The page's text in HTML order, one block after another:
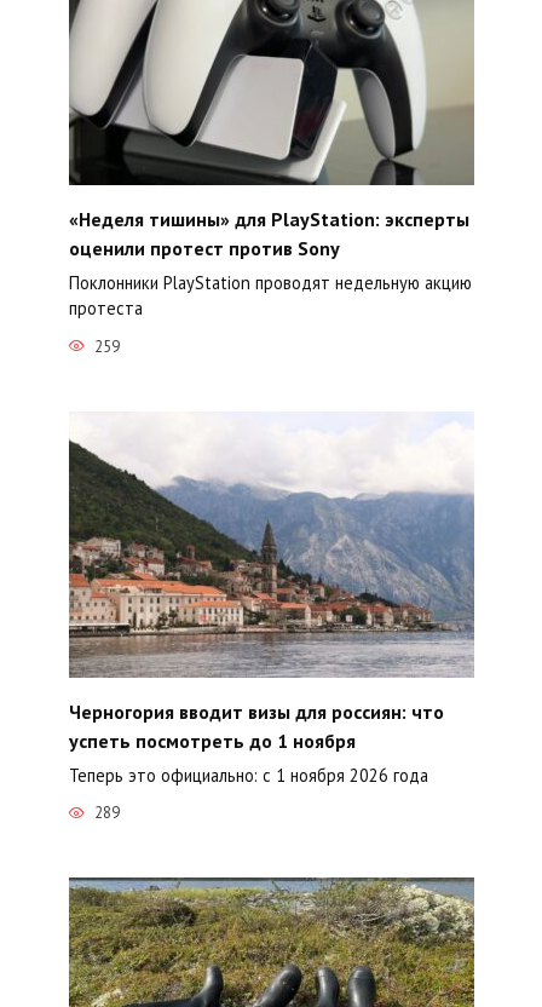
«Неделя тишины» для PlayStation: эксперты
оценили протест против Sony
Поклонники PlayStation проводят недельную акцию
протеста
259
Черногория вводит визы для россиян: что
успеть посмотреть до 1 ноября
Теперь это официально: с 1 ноября 2026 года
289